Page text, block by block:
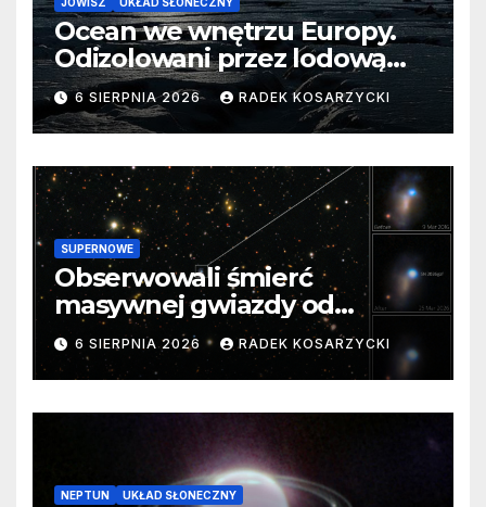
Ocean we wnętrzu Europy.
Odizolowani przez lodową
barierę
6 SIERPNIA 2026 RADEK KOSARZYCKI
SUPERNOWE
Obserwowali śmierć
masywnej gwiazdy od
samego początku. Niezwykle
cenne dane
6 SIERPNIA 2026 RADEK KOSARZYCKI
NEPTUN UKŁAD SŁONECZNY